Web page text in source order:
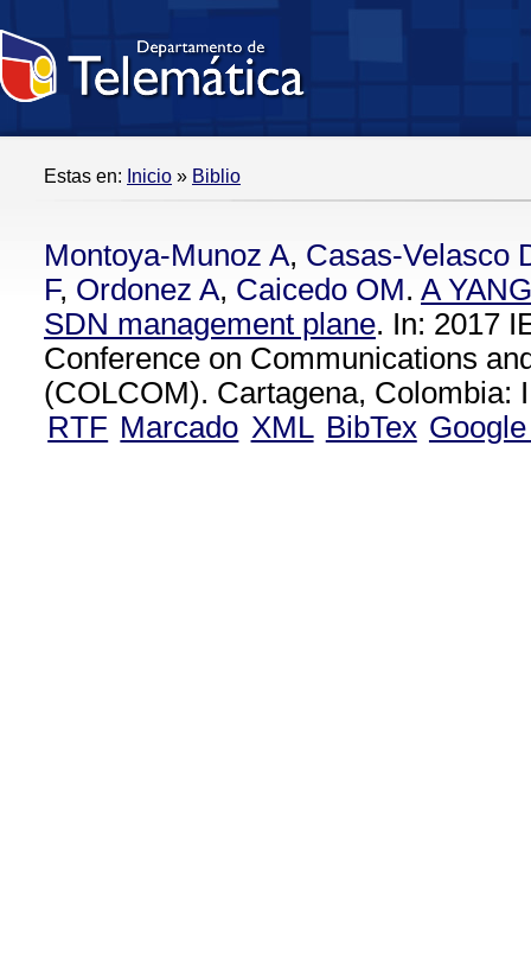
Estas en: Inicio » Biblio
Montoya-Munoz A, Casas-Velasco
F, Ordonez A, Caicedo OM. A
SDN management plane. In: 2017
Conference on Communications
(COLCOM). Cartagena, Colombia:
RTF Marcado XML BibTex